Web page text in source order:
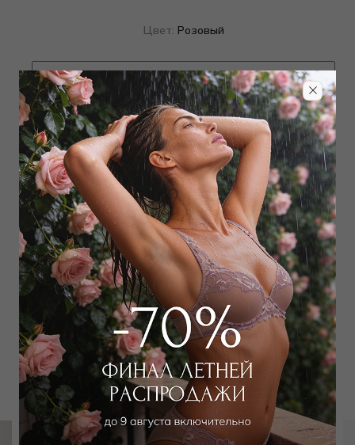
Цвет: Розовый
Определить размер
Наличие в магазинах
ТОВАР РАСПРОДАН
Добавить в избранное
Забронировать в магазине
Вам может подойти